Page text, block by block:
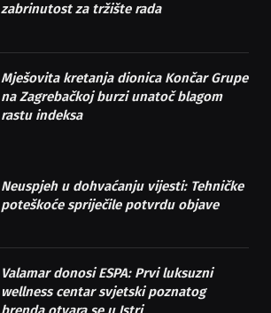
zabrinutost za tržište rada
Mješovita kretanja dionica Končar Grupe
na Zagrebačkoj burzi unatoč blagom
rastu indeksa
Neuspjeh u dohvaćanju vijesti: Tehničke
poteškoće spriječile potvrdu objave
Valamar donosi ESPA: Prvi luksuzni
wellness centar svjetski poznatog